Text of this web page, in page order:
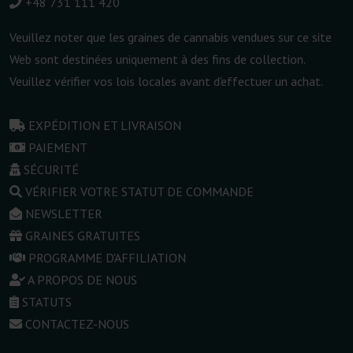
Veuillez noter que les graines de cannabis vendues sur ce site
Web sont destinées uniquement à des fins de collection.
Veuillez vérifier vos lois locales avant d'effectuer un achat.
EXPÉDITION ET LIVRAISON
PAIEMENT
SÉCURITÉ
VÉRIFIER VOTRE STATUT DE COMMANDE
NEWSLETTER
GRAINES GRATUITES
PROGRAMME D'AFFILIATION
A PROPOS DE NOUS
STATUTS
CONTACTEZ-NOUS